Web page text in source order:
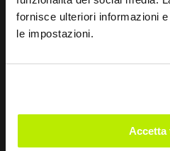
fornisce ulteriori informazioni
le impostazioni.
Accetta
SENDEN
Über uns
Vertriebsnetz